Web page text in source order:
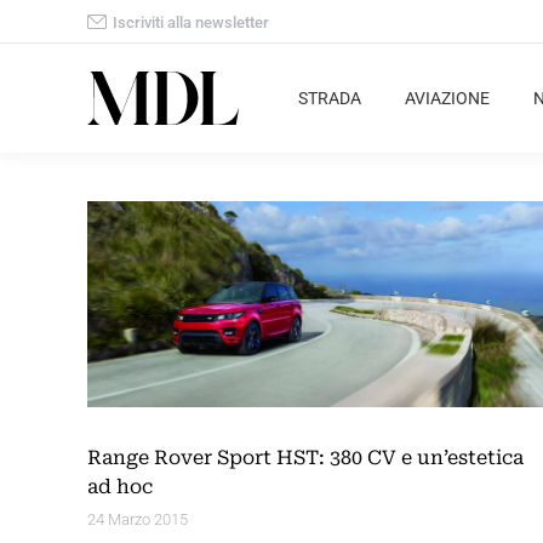
Iscriviti alla newsletter
STRADA AVIAZIONE
Range Rover Sport HST: 380 CV e un’estetica
ad hoc
24 Marzo 2015